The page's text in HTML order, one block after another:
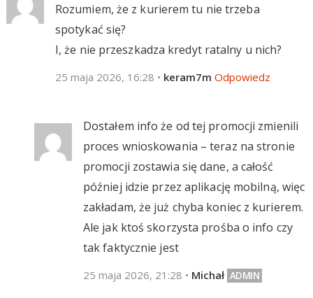
Rozumiem, że z kurierem tu nie trzeba
spotykać się?
I, że nie przeszkadza kredyt ratalny u nich?
25 maja 2026, 16:28 • keram7m Odpowiedz
Dostałem info że od tej promocji zmienili
proces wnioskowania – teraz na stronie
promocji zostawia się dane, a całość
później idzie przez aplikację mobilną, więc
zakładam, że już chyba koniec z kurierem.
Ale jak ktoś skorzysta prośba o info czy
tak faktycznie jest
25 maja 2026, 21:28 • Michał